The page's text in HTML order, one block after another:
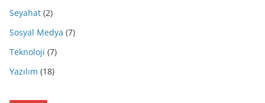
Seyahat (2)
Sosyal Medya (7)
Teknoloji (7)
Yazılım (18)